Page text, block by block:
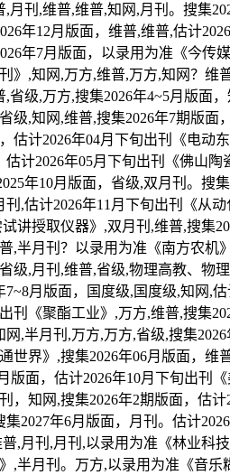
,月刊,维普,维普,知网,月刊。搜集
年12月版面，维普,维普,估计
年7月版面，以录用为准《今传
》,知网,万方,维普,万方,知网？维
,省级,万方,搜集2026年4~5月版面
级,知网,维普,搜集2026年7期版
估计2026年04月下旬出刊《电动
估计2026年05月下旬出刊《佛山
年10月版面，省级,双月刊。搜
刊,估计2026年11月下旬出刊《从
讲授取仪器》,双月刊,维普,搜集
,半月刊？以录用为准《南方农机
级,月刊,维普,省级,物理高教、物
7~8月版面，国度级,国度级,知网,
刊《聚酯工业》,万方,维普,搜集
,半月刊,万方,万方,省级,搜集
世界》,搜集2026年06月版面，
版面，估计2026年10月下旬出刊
，知网,搜集2026年2期版面，估
2027年6月版面，月刊。估计
普,月刊,月刊,以录用为准《林业科
,半月刊。万方,以录用为准《音